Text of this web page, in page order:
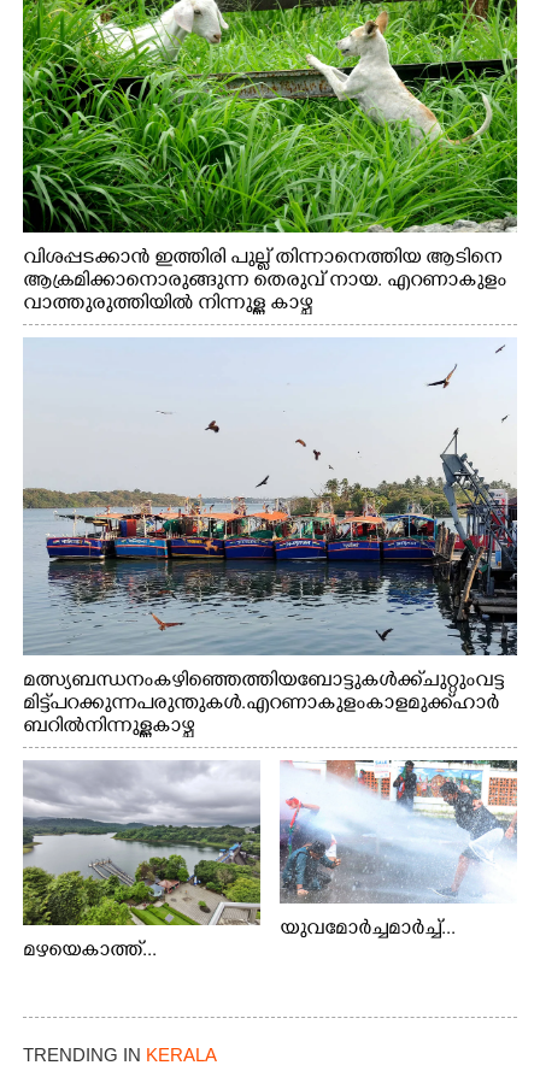
വിശപ്പടക്കാൻ ഇത്തിരി പുല്ല് തിന്നാനെത്തിയ ആടിനെ
ആക്രമിക്കാനൊരുങ്ങുന്ന തെരുവ് നായ. എറണാകുളം
വാത്തുരുത്തിയിൽ നിന്നുള്ള കാഴ്ച
മത്സ്യബന്ധനം കഴിഞ്ഞെത്തിയ ബോട്ടുകൾക്ക് ചുറ്റും വട്ട
മിട്ട് പറക്കുന്ന പരുന്തുകൾ. എറണാകുളം കാളമുക്ക് ഹാർ
ബറിൽ നിന്നുള്ള കാഴ്ച
മഴയെകാത്ത്...
യുവമോർച്ചമാർച്ച്...
TRENDING IN KERALA